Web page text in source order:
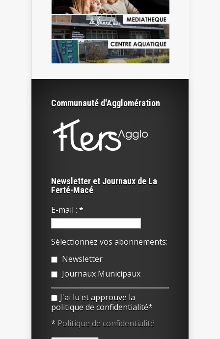
Communauté d'Agglomération
Newsletter et Journaux de La
Ferté-Macé
E-mail : *
Sélectionnez vos abonnements:
Newsletter
Journaux Municipaux
J'ai lu et approuve la
politique de confidentialité*
* Politique de confidentialité